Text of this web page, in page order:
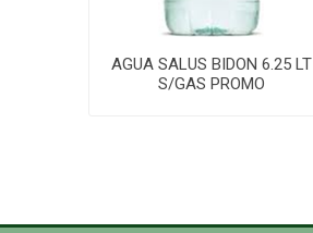
AGUA SALUS BIDON 6.25 LT
S/GAS PROMO